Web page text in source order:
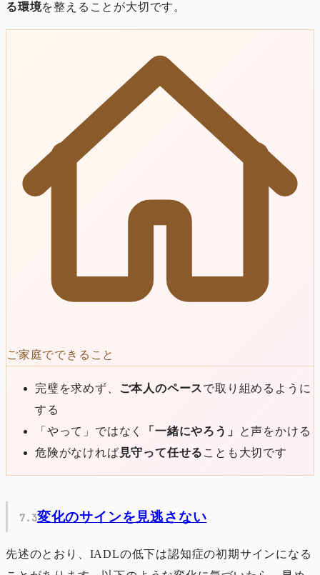
る環境を整えることが大切です。
ご家庭でできること
完璧を求めず、 ご本人のペースで取り組めるように
する
「やって」ではなく
「一緒にやろう」
と声をかける
危険がなければ 見守って任せる ことも大切です
変化のサインを見逃さない
先述のとおり、IADLの低下は認知症の初期サインになる